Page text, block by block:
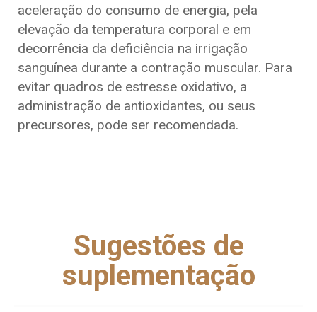
aceleração do consumo de energia, pela
elevação da temperatura corporal e em
decorrência da deficiência na irrigação
sanguínea durante a contração muscular. Para
evitar quadros de estresse oxidativo, a
administração de antioxidantes, ou seus
precursores, pode ser recomendada.
Sugestões de
suplementação